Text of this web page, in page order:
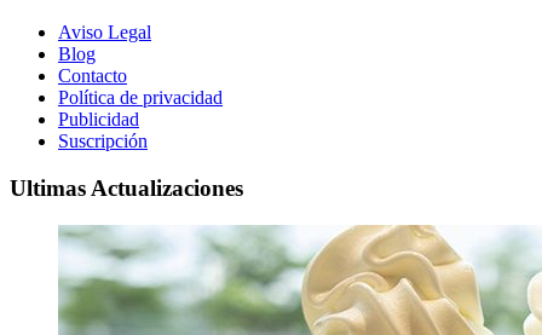
Aviso Legal
Blog
Contacto
Política de privacidad
Publicidad
Suscripción
Ultimas Actualizaciones